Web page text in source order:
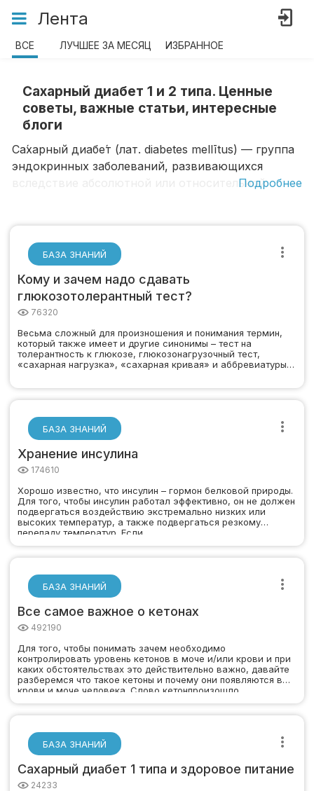
Лента
ВСЕ ЛУЧШЕЕ ЗА МЕСЯЦ ИЗБРАННОЕ
Сахарный диабет 1 и 2 типа. Ценные
советы, важные статьи, интересные
блоги
Са́харный диабе́т (лат. diabetes mellītus) — группа
эндокринных заболеваний, развивающихся
вследствие абсолютной или относительной
Заболевание характеризуется хроническим
течением и нарушением всех видов обмена
веществ: углеводного, жирового, белкового,
минерального и водно-солевого.
Подробнее
БАЗА ЗНАНИЙ
Кому и зачем надо сдавать
глюкозотолерантный тест?
76320
Весьма сложный для произношения и понимания термин,
который также имеет и другие синонимы – тест на
толерантность к глюкозе, глюкозонагрузочный тест,
«сахарная нагрузка», «сахарная кривая» и аббревиатуры –
БАЗА ЗНАНИЙ
Хранение инсулина
174610
Хорошо известно, что инсулин – гормон белковой природы.
Для того, чтобы инсулин работал эффективно, он не должен
подвергаться воздействию экстремально низких или
высоких температур, а также подвергаться резкому
перепаду температур. Если…
БАЗА ЗНАНИЙ
Все самое важное о кетонах
492190
Для того, чтобы понимать зачем необходимо
контролировать уровень кетонов в моче и/или крови и при
каких обстоятельствах это действительно важно, давайте
разберемся что такое кетоны и почему они появляются в
крови и моче человека. Слово кетонпроизошло…
БАЗА ЗНАНИЙ
Сахарный диабет 1 типа и здоровое питание
24233